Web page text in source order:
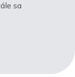
sa